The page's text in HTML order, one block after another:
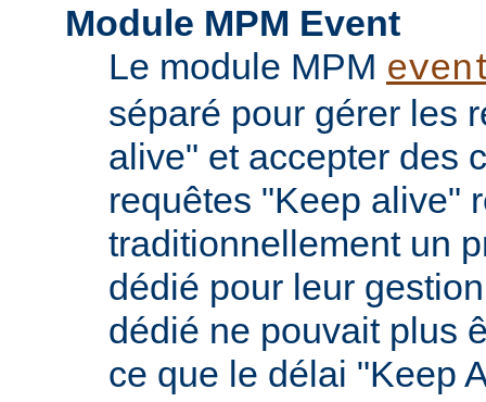
Module MPM Event
Le module MPM
séparé pour gérer les
alive" et accepter des
requêtes "Keep alive"
traditionnellement un
dédié pour leur
dédié ne pouvait plus
ce que le délai "Keep